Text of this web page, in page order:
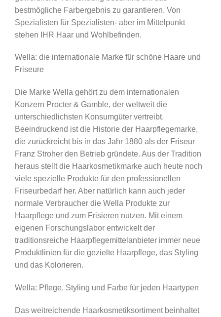
bestmögliche Farbergebnis zu garantieren. Von
Spezialisten für Spezialisten- aber im Mittelpunkt
stehen IHR Haar und Wohlbefinden.
Wella: die internationale Marke für schöne Haare und
Friseure
Die Marke Wella gehört zu dem internationalen
Konzern Procter & Gamble, der weltweit die
unterschiedlichsten Konsumgüter vertreibt.
Beeindruckend ist die Historie der Haarpflegemarke,
die zurückreicht bis in das Jahr 1880 als der Friseur
Franz Stroher den Betrieb gründete. Aus der Tradition
heraus stellt die Haarkosmetikmarke auch heute noch
viele spezielle Produkte für den professionellen
Friseurbedarf her. Aber natürlich kann auch jeder
normale Verbraucher die Wella Produkte zur
Haarpflege und zum Frisieren nutzen. Mit einem
eigenen Forschungslabor entwickelt der
traditionsreiche Haarpflegemittelanbieter immer neue
Produktlinien für die gezielte Haarpflege, das Styling
und das Kolorieren.
Wella: Pflege, Styling und Farbe für jeden Haartypen
Das weitreichende Haarkosmetiksortiment beinhaltet